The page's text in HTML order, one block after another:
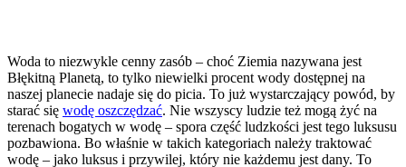
Woda to niezwykle cenny zasób – choć Ziemia nazywana jest
Błękitną Planetą, to tylko niewielki procent wody dostępnej na
naszej planecie nadaje się do picia. To już wystarczający powód, by
starać się wodę oszczędzać. Nie wszyscy ludzie też mogą żyć na
terenach bogatych w wodę – spora część ludzkości jest tego luksusu
pozbawiona. Bo właśnie w takich kategoriach należy traktować
wodę – jako luksus i przywilej, który nie każdemu jest dany. To